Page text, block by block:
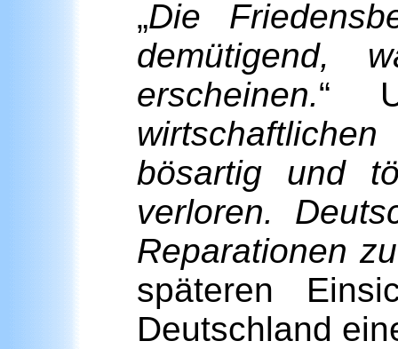
„Die
demütigend,
erscheinen.“
bösartig und
verloren.
Reparationen
späteren
Deutschland